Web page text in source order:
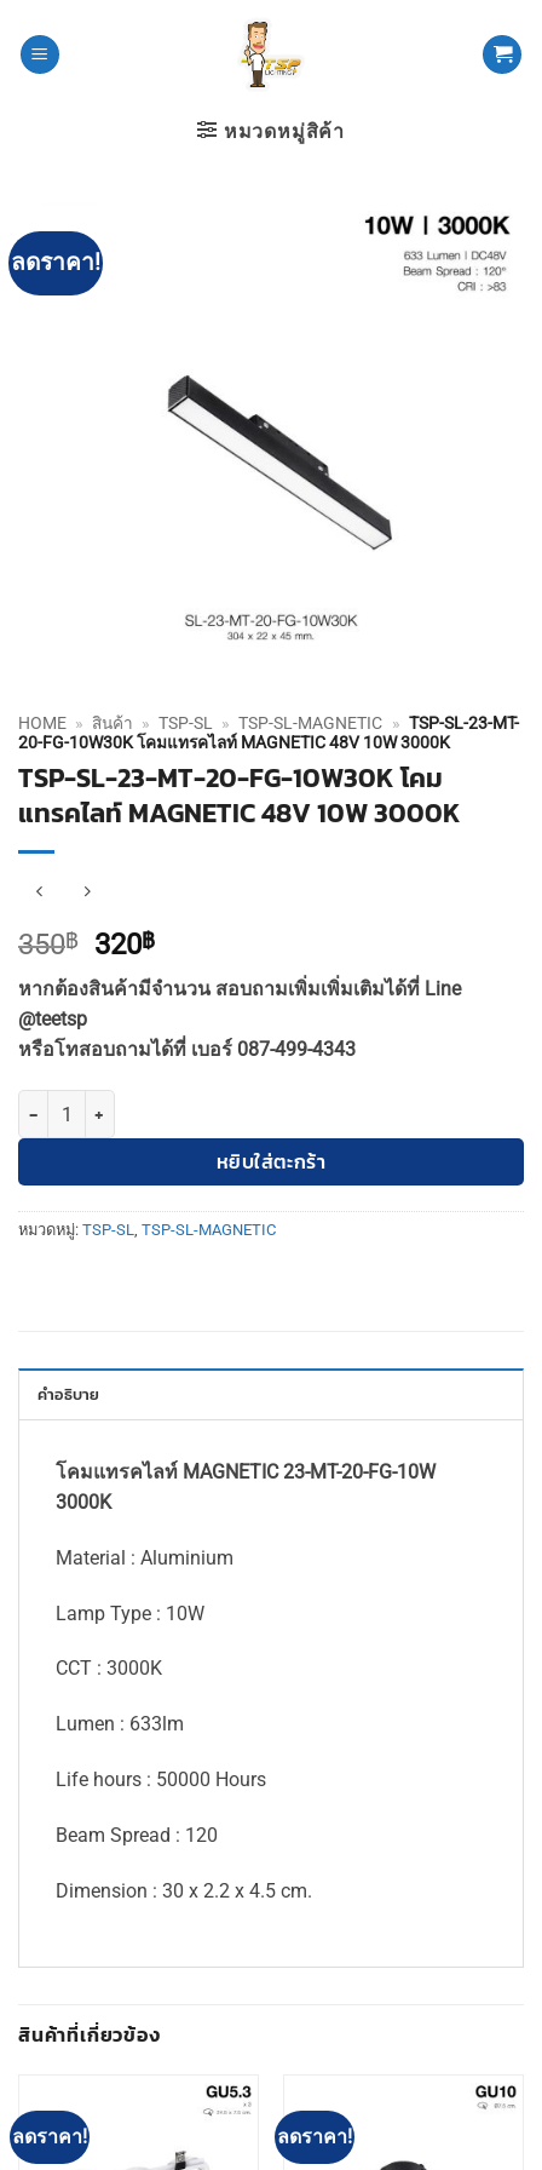
หมวดหมู่สิค้า
ลดราคา!
HOME » สินค้า » TSP-SL » TSP-SL-MAGNETIC » TSP-SL-23-MT-
20-FG-10W30K โคมแทรคไลท์ MAGNETIC 48V 10W 3000K
TSP-SL-23-MT-20-FG-10W30K โคม
แทรคไลท์ MAGNETIC 48V 10W 3000K
350฿
Original
price
was:
350฿.
320฿Current
price
is:
320฿.
หากต้องสินค้ามีจำนวน สอบถามเพิ่มเพิ่มเติมได้ที่ Line
@teetsp
หรือโทสอบถามได้ที่ เบอร์ 087-499-4343
จำนวน TSP-SL-23-MT-20-FG-10W30K โคมแทรคไลท์ MAGNETIC 48V
หยิบใส่ตะกร้า
หมวดหมู่: TSP-SL, TSP-SL-MAGNETIC
คำอธิบาย
โคมแทรคไลท์ MAGNETIC 23-MT-20-FG-10W
3000K
Material : Aluminium
Lamp Type : 10W
CCT : 3000K
Lumen : 633lm
Life hours : 50000 Hours
Beam Spread : 120
Dimension : 30 x 2.2 x 4.5 cm.
สินค้าที่เกี่ยวข้อง
ลดราคา! ลดราคา!